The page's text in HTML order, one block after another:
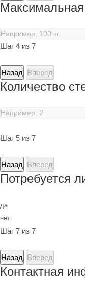
Максимальная
Шаг 4 из 7
Назад Вперед
Количество
Шаг 5 из 7
Назад Вперед
Потребуется
да
нет
Шаг 7 из 7
Назад Вперед
Контактная